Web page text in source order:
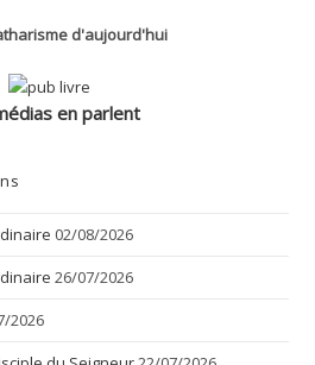
d'aujourd'hui
en parlent
02/08/2026
26/07/2026
2026